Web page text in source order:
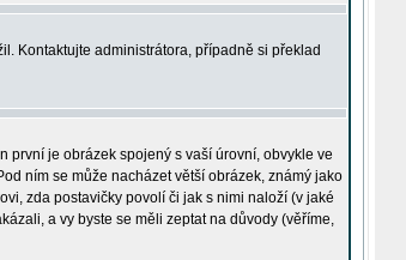
Kontaktujte administrátora, případně si překlad
první je obrázek spojený s vaší úrovní, obvykle ve
ním se může nacházet větší obrázek, známý jako
zda postavičky povolí či jak s nimi naloží (v jaké
a vy byste se měli zeptat na důvody (věříme,